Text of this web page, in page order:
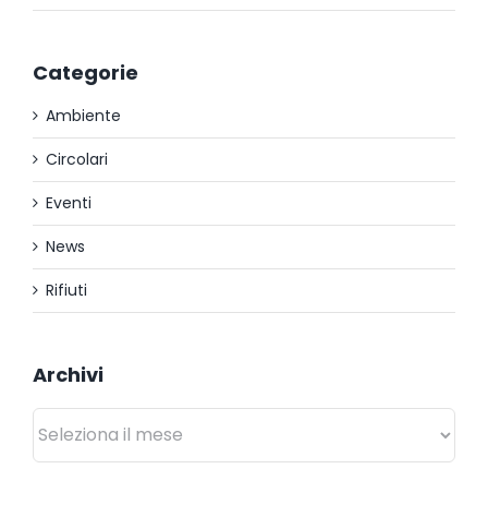
Categorie
Ambiente
Circolari
Eventi
News
Rifiuti
Archivi
Archivi